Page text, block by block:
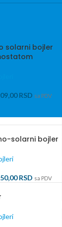
solarni bojler
RSD sa PDV
solarni bojler
RSD sa PDV